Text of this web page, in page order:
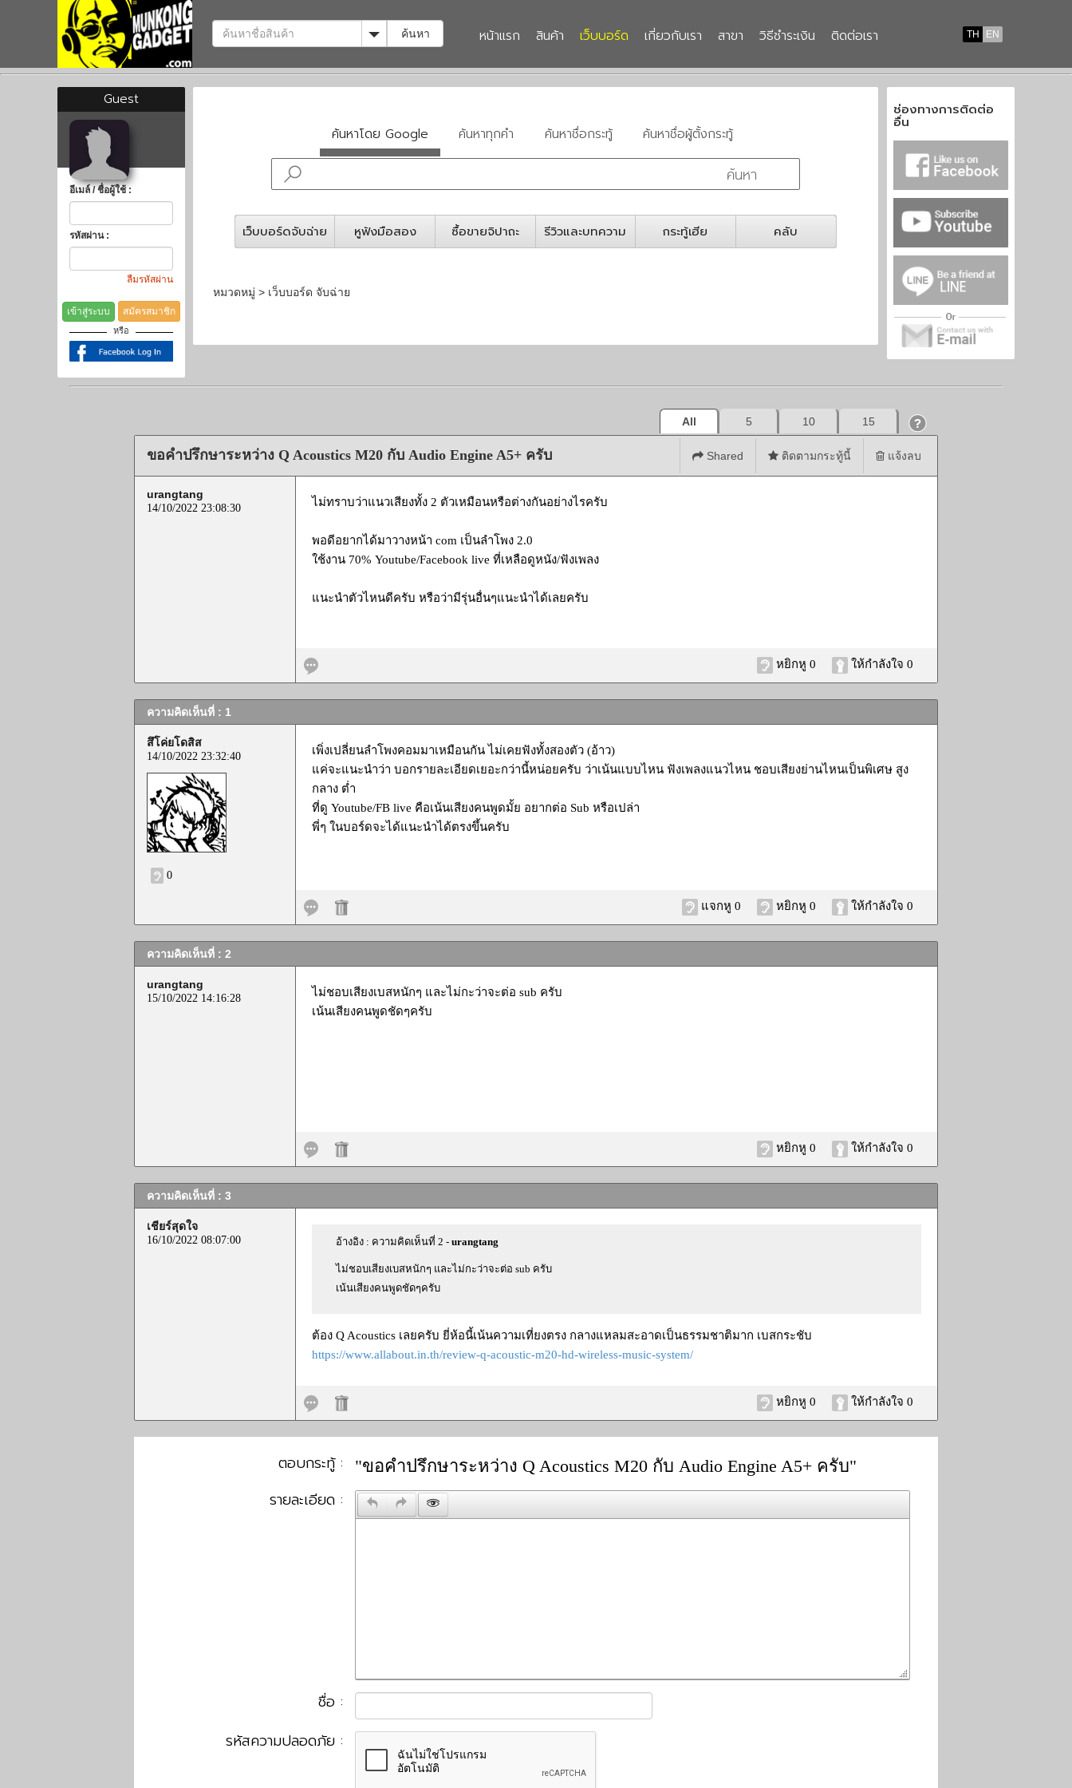
Toggle Dropdown
ค้นหา TH EN
หน้าแรก สินค้า เว็บบอร์ด เกี่ยวกับเรา สาขา วิธีชำระเงิน ติดต่อเรา
Guest
อีเมล์ / ชื่อผู้ใช้ :
รหัสผ่าน :
ลืมรหัสผ่าน
เข้าสู่ระบบ สมัครสมาชิก
หรือ
ค้นหาโดย Google ค้นหาทุกคำ ค้นหาชื่อกระทู้ ค้นหาชื่อผู้ตั้งกระทู้
เว็บบอร์ดจับฉ่าย หูฟังมือสอง ซื้อขายจิปาถะ รีวิวและบทความ กระทู้เฮีย คลับ
หมวดหมู่ > เว็บบอร์ด จับฉ่าย
ช่องทางการติดต่อ
อื่น
All 5 10 15
ขอคำปรึกษาระหว่าง Q Acoustics M20 กับ Audio Engine A5+ ครับ Shared ติดตามกระทู้นี้ แจ้งลบ
urangtang
14/10/2022 23:08:30 ไม่ทราบว่าแนวเสียงทั้ง 2 ตัวเหมือนหรือต่างกันอย่างไรครับ
พอดีอยากได้มาวางหน้า com เป็นลำโพง 2.0
ใช้งาน 70% Youtube/Facebook live ที่เหลือดูหนัง/ฟังเพลง
แนะนำตัวไหนดีครับ หรือว่ามีรุ่นอื่นๆแนะนำได้เลยครับ
ให้กำลังใจ 0
หยิกหู 0
ความคิดเห็นที่ : 1
สึโค่ยโดสิส
14/10/2022 23:32:40
0
เพิ่งเปลี่ยนลำโพงคอมมาเหมือนกัน ไม่เคยฟังทั้งสองตัว (อ้าว)
แค่จะแนะนำว่า บอกรายละเอียดเยอะกว่านี้หน่อยครับ ว่าเน้นแบบไหน ฟังเพลงแนวไหน ชอบเสียงย่านไหนเป็นพิเศษ สูง
กลาง ต่ำ
ที่ดู Youtube/FB live คือเน้นเสียงคนพูดมั้ย อยากต่อ Sub หรือเปล่า
พี่ๆ ในบอร์ดจะได้แนะนำได้ตรงขึ้นครับ
ให้กำลังใจ 0
หยิกหู 0
แจกหู 0
ความคิดเห็นที่ : 2
urangtang
15/10/2022 14:16:28
ไม่ชอบเสียงเบสหนักๆ และไม่กะว่าจะต่อ sub ครับ
เน้นเสียงคนพูดชัดๆครับ
ให้กำลังใจ 0
หยิกหู 0
ความคิดเห็นที่ : 3
เชียร์สุดใจ
16/10/2022 08:07:00 อ้างอิง : ความคิดเห็นที่ 2 -urangtang
ไม่ชอบเสียงเบสหนักๆ และไม่กะว่าจะต่อ sub ครับ
เน้นเสียงคนพูดชัดๆครับ
ต้อง Q Acoustics เลยครับ ยี่ห้อนี้เน้นความเที่ยงตรง กลางแหลมสะอาดเป็นธรรมชาติมาก เบสกระชับ
https://www.allabout.in.th/review-q-acoustic-m20-hd-wireless-music-system/
ให้กำลังใจ 0
หยิกหู 0
ตอบกระทู้ : "ขอคำปรึกษาระหว่าง Q Acoustics M20 กับ Audio Engine A5+ ครับ"
รายละเอียด :
ชื่อ :
รหัสความปลอดภัย :